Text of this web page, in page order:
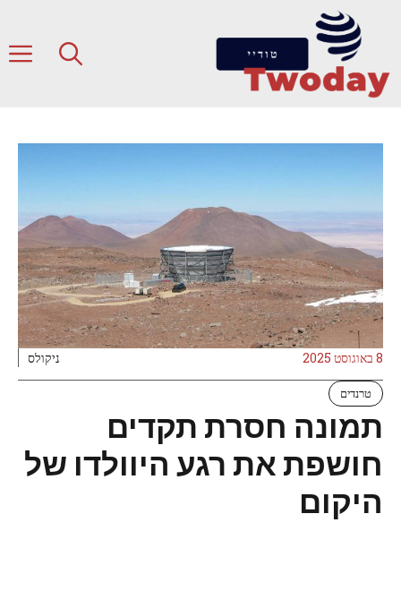
8 באוגוסט 2025 ניקולס
טרנדים
תמונה חסרת תקדים
חושפת את רגע היוולדו של
היקום